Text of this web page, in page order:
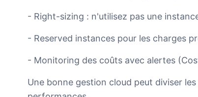
- Right-sizing : n'utilisez pas une
- Reserved instances pour les charges
- Monitoring des coûts avec alertes
Une bonne gestion cloud peut diviser